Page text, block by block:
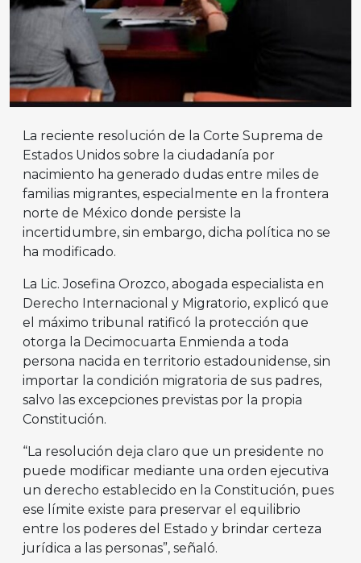
La reciente resolución de la Corte Suprema de
Estados Unidos sobre la ciudadanía por
nacimiento ha generado dudas entre miles de
familias migrantes, especialmente en la frontera
norte de México donde persiste la
incertidumbre, sin embargo, dicha política no se
ha modificado.
La Lic. Josefina Orozco, abogada especialista en
Derecho Internacional y Migratorio, explicó que
el máximo tribunal ratificó la protección que
otorga la Decimocuarta Enmienda a toda
persona nacida en territorio estadounidense, sin
importar la condición migratoria de sus padres,
salvo las excepciones previstas por la propia
Constitución.
“La resolución deja claro que un presidente no
puede modificar mediante una orden ejecutiva
un derecho establecido en la Constitución, pues
ese límite existe para preservar el equilibrio
entre los poderes del Estado y brindar certeza
jurídica a las personas”, señaló.